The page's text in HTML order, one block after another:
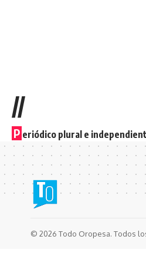
//
P eriódico plural e
© 2026 Todo Oropesa. Todos